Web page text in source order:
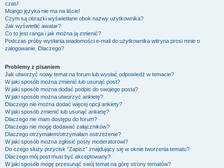
czas!
Mojego języka nie ma na liście!
Czym są obrazki wyświetlane obok nazwy użytkownika?
Jak wyświetlić awatar?
Co to jest ranga i jak można ją zmienić?
Podczas próby wysłania wiadomości e-mail do użytkownika witryna prosi mnie o
zalogowanie. Dlaczego?
Problemy z pisaniem
Jak utworzyć nowy temat na forum lub wysłać odpowiedź w temacie?
W jaki sposób można zmienić lub usunąć post?
W jaki sposób można dodać podpis do swojego posta?
W jaki sposób można utworzyć ankietę?
Dlaczego nie można dodać więcej opcji ankiety?
W jaki sposób zmienić lub usunąć ankietę?
Dlaczego nie mam dostępu do forum?
Dlaczego nie mogę dodawać załączników?
Dlaczego otrzymałem/otrzymałam ostrzeżenie?
W jaki sposób można zgłosić posty moderatorowi?
Do czego służy przycisk “Zapisz” znajdujący się w oknie tworzenia tematu?
Dlaczego mój post musi być akceptowany?
W jaki sposób mogę przesunąć swój temat na górę strony tematów?